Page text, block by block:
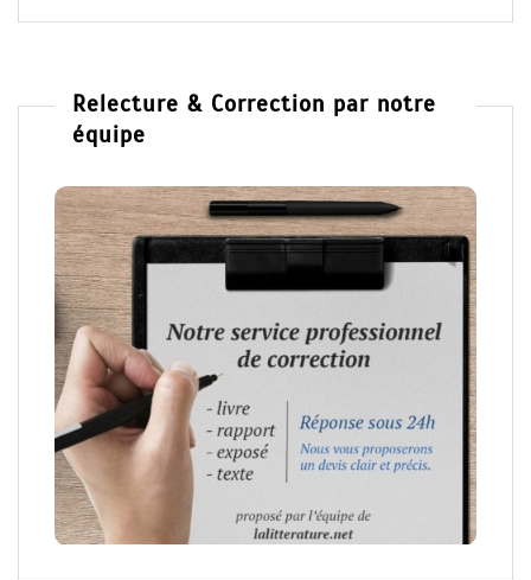
Relecture & Correction par notre
équipe